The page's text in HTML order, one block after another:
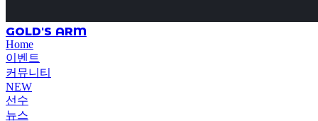
GOLD'S ARM
Home
이벤트
커뮤니티
NEW
선수
뉴스